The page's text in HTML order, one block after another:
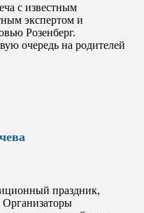
с известным
экспертом и
Розенберг.
очередь на родителей
праздник,